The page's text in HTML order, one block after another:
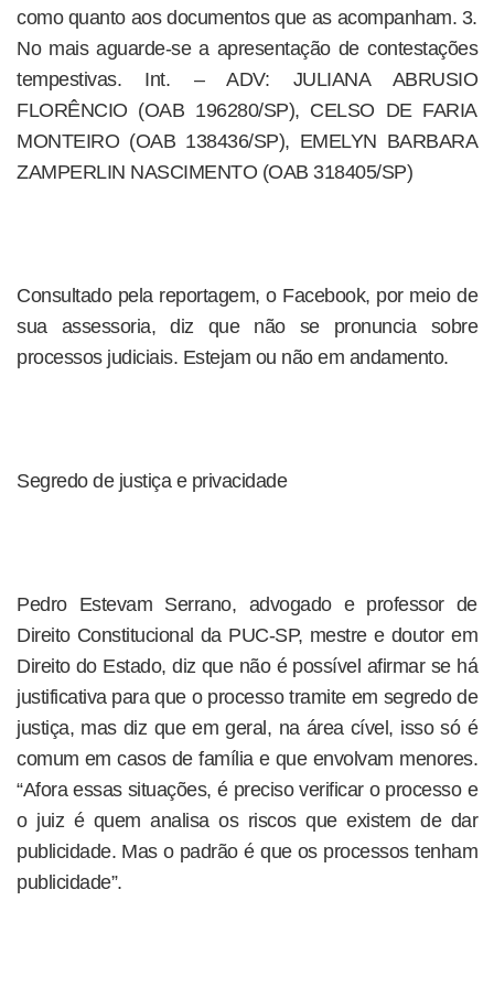
como quanto aos documentos que as acompanham. 3.
No mais aguarde-se a apresentação de contestações
tempestivas. Int. – ADV: JULIANA ABRUSIO
FLORÊNCIO (OAB 196280/SP), CELSO DE FARIA
MONTEIRO (OAB 138436/SP), EMELYN BARBARA
ZAMPERLIN NASCIMENTO (OAB 318405/SP)
Consultado pela reportagem, o Facebook, por meio de
sua assessoria, diz que não se pronuncia sobre
processos judiciais. Estejam ou não em andamento.
Segredo de justiça e privacidade
Pedro Estevam Serrano, advogado e professor de
Direito Constitucional da PUC-SP, mestre e doutor em
Direito do Estado, diz que não é possível afirmar se há
justificativa para que o processo tramite em segredo de
justiça, mas diz que em geral, na área cível, isso só é
comum em casos de família e que envolvam menores.
“Afora essas situações, é preciso verificar o processo e
o juiz é quem analisa os riscos que existem de dar
publicidade. Mas o padrão é que os processos tenham
publicidade”.